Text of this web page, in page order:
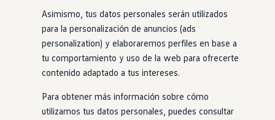
Más sobre híbridos
Plan Auto +
Etiquetas DGT
Simulador de autonomía, carga y ahorro
Carga y autonomía
Soluciones de carga
Tarifas de carga
Carga en casa
Modos de carga
Asimismo, tus datos personales serán utilizados
para la personalización de anuncios (ads
personalization) y elaboraremos perfiles en base a
tu comportamiento y uso de la web para ofrecerte
contenido adaptado a tus intereses.
Para obtener más información sobre cómo
utilizamos tus datos personales, puedes consultar